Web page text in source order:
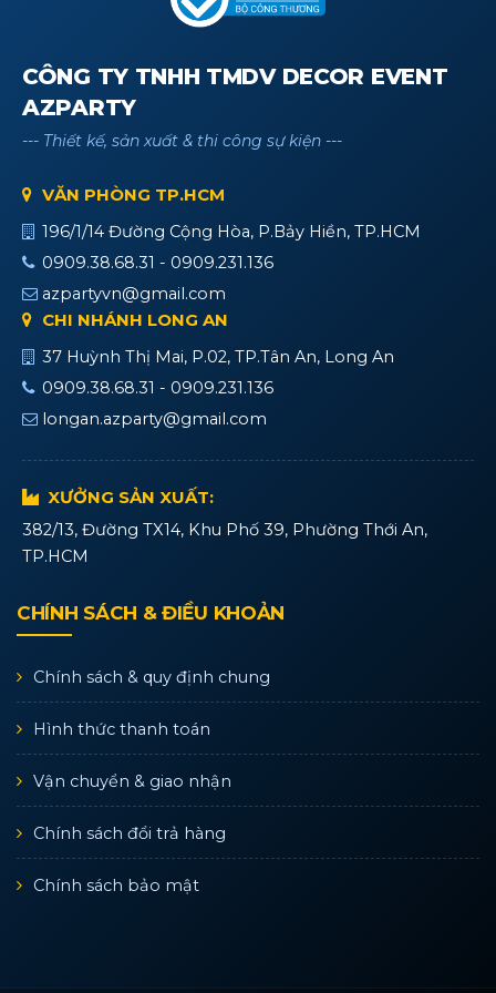
CÔNG TY TNHH TMDV DECOR EVENT
AZPARTY
--- Thiết kế, sản xuất & thi công sự kiện ---
VĂN PHÒNG TP.HCM
196/1/14 Đường Cộng Hòa, P.Bảy Hiền, TP.HCM
0909.38.68.31 - 0909.231.136
azpartyvn@gmail.com
CHI NHÁNH LONG AN
37 Huỳnh Thị Mai, P.02, TP.Tân An, Long An
0909.38.68.31 - 0909.231.136
longan.azparty@gmail.com
XƯỞNG SẢN XUẤT:
382/13, Đường TX14, Khu Phố 39, Phường Thới An,
TP.HCM
CHÍNH SÁCH & ĐIỀU KHOẢN
Chính sách & quy định chung
Hình thức thanh toán
Vận chuyển & giao nhận
Chính sách đổi trả hàng
Chính sách bảo mật